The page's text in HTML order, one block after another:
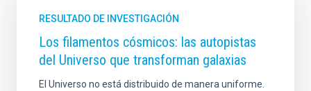
RESULTADO DE INVESTIGACIÓN
Los filamentos cósmicos: las autopistas
del Universo que transforman galaxias
El Universo no está distribuido de manera uniforme.